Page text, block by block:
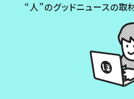
“人”のグッドニュースの取